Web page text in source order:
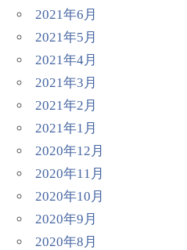
2021年6月
2021年5月
2021年4月
2021年3月
2021年2月
2021年1月
2020年12月
2020年11月
2020年10月
2020年9月
2020年8月